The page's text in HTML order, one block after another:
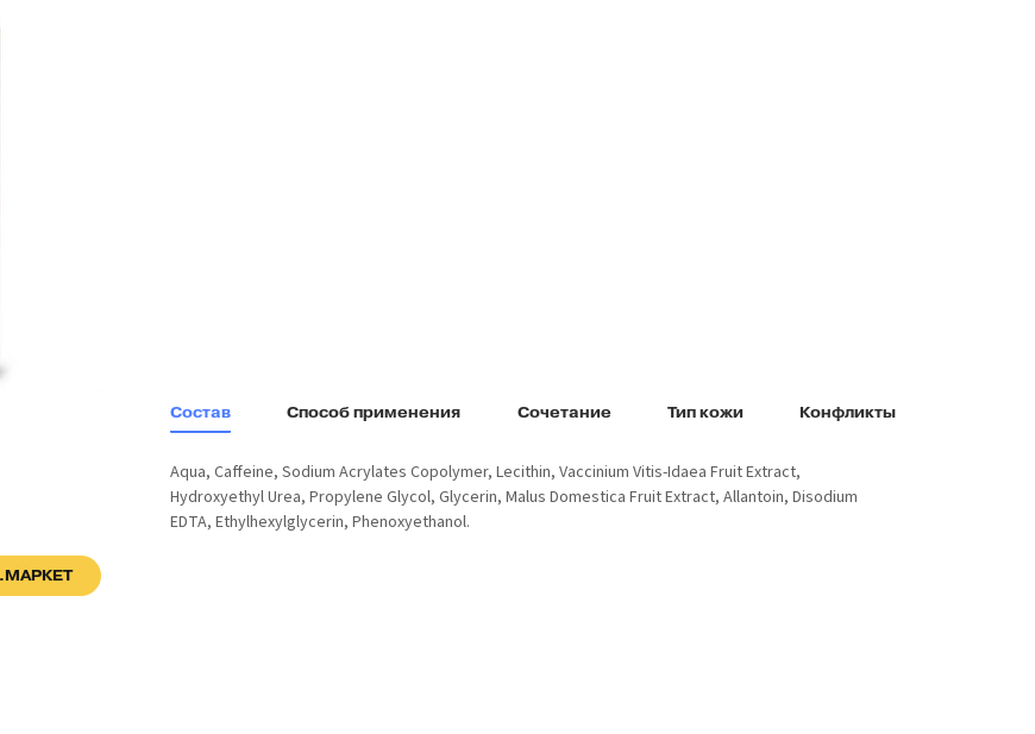
Состав Способ применения Сочетание Тип кожи Конфликты
Aqua, Caffeine, Sodium Acrylates Copolymer, Lecithin, Vaccinium Vitis-Idaea Fruit Extract,
Hydroxyethyl Urea, Propylene Glycol, Glycerin, Malus Domestica Fruit Extract, Allantoin, Disodium
EDTA, Ethylhexylglycerin, Phenoxyethanol.